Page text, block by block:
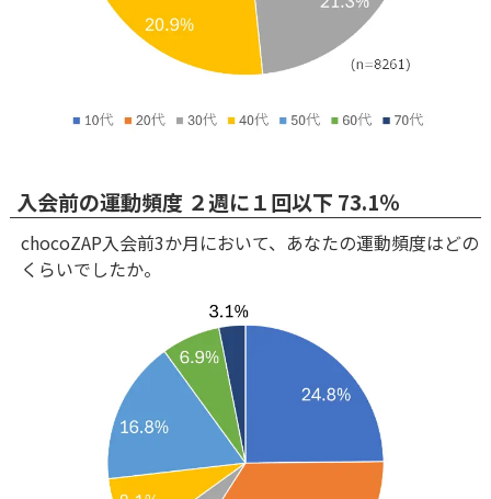
入会前の運動頻度 ２週に１回以下 73.1％
chocoZAP入会前3か月において、あなたの運動頻度はどの
くらいでしたか。